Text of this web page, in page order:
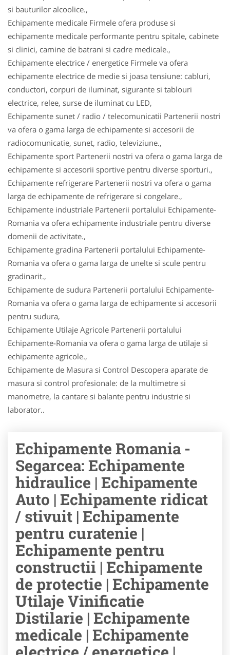
si bauturilor alcoolice.,
Echipamente medicale Firmele ofera produse si
echipamente medicale performante pentru spitale, cabinete
si clinici, camine de batrani si cadre medicale.,
Echipamente electrice / energetice Firmele va ofera
echipamente electrice de medie si joasa tensiune: cabluri,
conductori, corpuri de iluminat, sigurante si tablouri
electrice, relee, surse de iluminat cu LED,
Echipamente sunet / radio / telecomunicatii Partenerii nostri
va ofera o gama larga de echipamente si accesorii de
radiocomunicatie, sunet, radio, televiziune.,
Echipamente sport Partenerii nostri va ofera o gama larga de
echipamente si accesorii sportive pentru diverse sporturi.,
Echipamente refrigerare Partenerii nostri va ofera o gama
larga de echipamente de refrigerare si congelare.,
Echipamente industriale Partenerii portalului Echipamente-
Romania va ofera echipamente industriale pentru diverse
domenii de activitate.,
Echipamente gradina Partenerii portalului Echipamente-
Romania va ofera o gama larga de unelte si scule pentru
gradinarit.,
Echipamente de sudura Partenerii portalului Echipamente-
Romania va ofera o gama larga de echipamente si accesorii
pentru sudura,
Echipamente Utilaje Agricole Partenerii portalului
Echipamente-Romania va ofera o gama larga de utilaje si
echipamente agricole.,
Echipamente de Masura si Control Descopera aparate de
masura si control profesionale: de la multimetre si
manometre, la cantare si balante pentru industrie si
laborator..
Echipamente Romania -
Segarcea: Echipamente
hidraulice | Echipamente
Auto | Echipamente ridicat
/ stivuit | Echipamente
pentru curatenie |
Echipamente pentru
constructii | Echipamente
de protectie | Echipamente
Utilaje Vinificatie
Distilarie | Echipamente
medicale | Echipamente